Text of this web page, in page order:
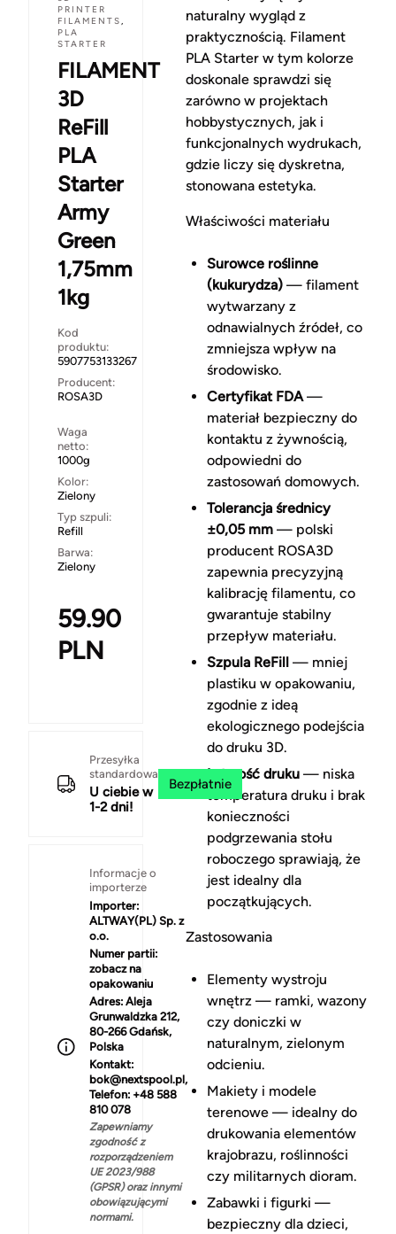
PRINTER
FILAMENTS,
PLA
STARTER
FILAMENT
3D
ReFill
PLA
Starter
Army
Green
1,75mm
1kg
Kod
produktu:
5907753133267
Producent:
ROSA3D
Waga
netto:
1000g
Kolor:
Zielony
Typ szpuli:
Refill
Barwa:
Zielony
59.90
PLN
Przesyłka
standardowa
U ciebie w
1-2 dni!
Bezpłatnie
Informacje o
importerze
Importer:
ALTWAY(PL) Sp. z
o.o.
Numer partii:
zobacz na
opakowaniu
Adres: Aleja
Grunwaldzka 212,
80-266 Gdańsk,
Polska
Kontakt:
bok@nextspool.pl,
Telefon: +48 588
810 078
Zapewniamy
zgodność z
rozporządzeniem
UE 2023/988
(GPSR) oraz innymi
obowiązującymi
normami.
naturalny wygląd z
praktycznością. Filament
PLA Starter w tym kolorze
doskonale sprawdzi się
zarówno w projektach
hobbystycznych, jak i
funkcjonalnych wydrukach,
gdzie liczy się dyskretna,
stonowana estetyka.
Właściwości materiału
Surowce roślinne
(kukurydza)— filament
wytwarzany z
odnawialnych źródeł, co
zmniejsza wpływ na
środowisko.
Certyfikat FDA—
materiał bezpieczny do
kontaktu z żywnością,
odpowiedni do
zastosowań domowych.
Tolerancja średnicy
±0,05 mm— polski
producent ROSA3D
zapewnia precyzyjną
kalibrację filamentu, co
gwarantuje stabilny
przepływ materiału.
Szpula ReFill— mniej
plastiku w opakowaniu,
zgodnie z ideą
ekologicznego podejścia
do druku 3D.
Łatwość druku— niska
temperatura druku i brak
konieczności
podgrzewania stołu
roboczego sprawiają, że
jest idealny dla
początkujących.
Zastosowania
Elementy wystroju
wnętrz — ramki, wazony
czy doniczki w
naturalnym, zielonym
odcieniu.
Makiety i modele
terenowe — idealny do
drukowania elementów
krajobrazu, roślinności
czy militarnych dioram.
Zabawki i figurki —
bezpieczny dla dzieci,